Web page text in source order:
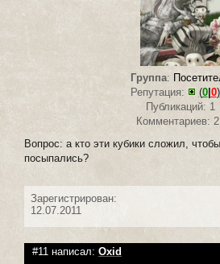
Группа:
Репутация:
(0| 0)
Публикаций: 1
Комментариев:
Вопрос: а кто эти кубики сложил,
посыпались?
Зарегистрирован:
12.07.2011
#11 написал: Oxid